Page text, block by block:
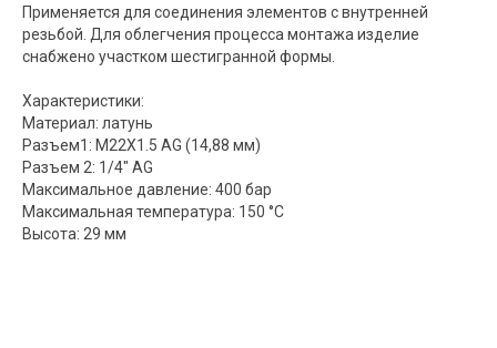
Применяется для соединения элементов с внутренней
резьбой. Для облегчения процесса монтажа изделие
снабжено участком шестигранной формы.
Характеристики:
Материал: латунь
Разъем1: M22X1.5 AG (14,88 мм)
Разъем 2: 1/4" AG
Максимальное давление: 400 бар
Максимальная температура: 150 °C
Высота: 29 мм